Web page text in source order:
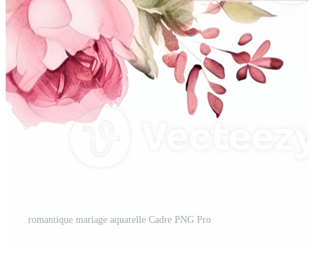
romantique mariage aquarelle Cadre PNG Pro